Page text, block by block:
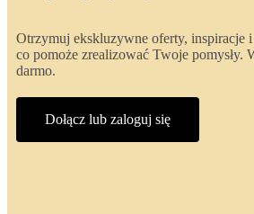
Otrzymuj ekskluzywne oferty, inspiracje
co pomoże zrealizować Twoje pomysły.
darmo.
Dołącz lub zaloguj się